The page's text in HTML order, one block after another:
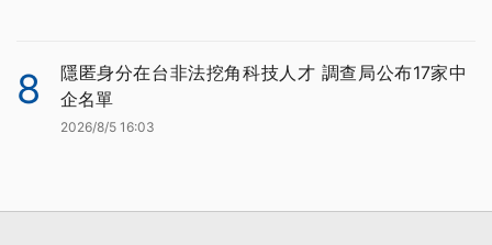
8
隱匿身分在台非法挖角科技人才 調查局公布17家中
企名單
2026/8/5 16:03